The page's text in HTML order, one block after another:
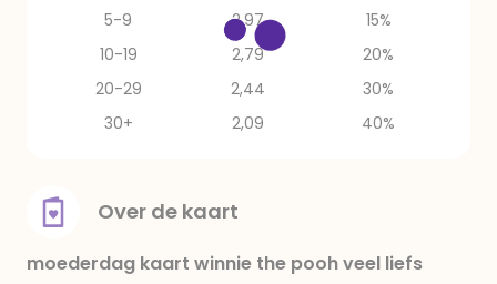
5-9
2,97
15%
10-19
2,79
20%
20-29
2,44
30%
30+
2,09 40%
Over de kaart
moederdag kaart winnie the pooh veel liefs